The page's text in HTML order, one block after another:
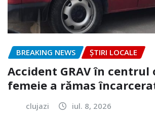
BREAKING NEWS ȘTIRI LOCALE
Accident GRAV în centrul
femeie a rămas
clujazi iul. 8, 2026